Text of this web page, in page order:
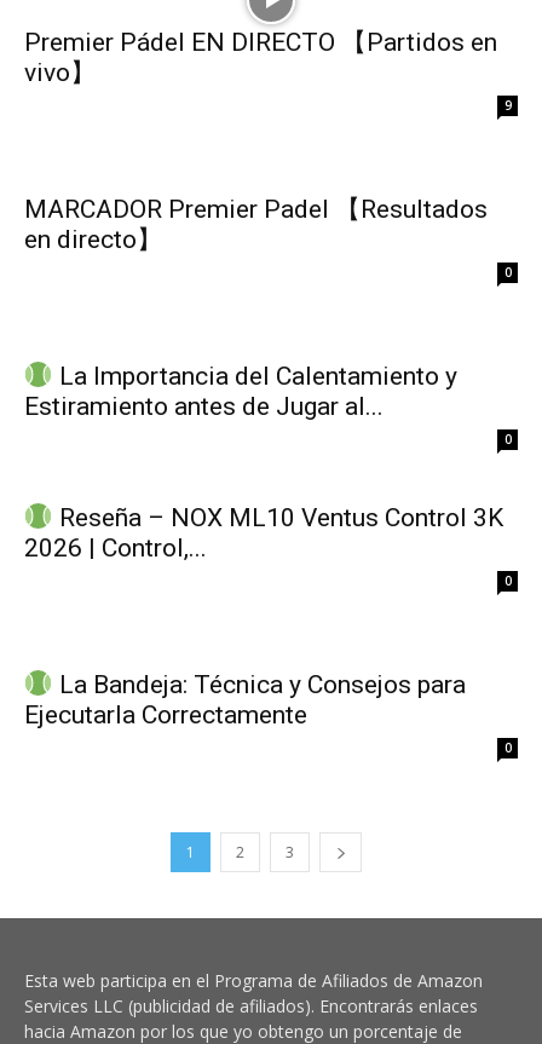
Premier Pádel EN DIRECTO 【Partidos en
vivo】
9
MARCADOR Premier Padel 【Resultados
en directo】
0
La Importancia del Calentamiento y
Estiramiento antes de Jugar al...
0
Reseña – NOX ML10 Ventus Control 3K
2026 | Control,...
0
La Bandeja: Técnica y Consejos para
Ejecutarla Correctamente
0
1 2 3
Esta web participa en el Programa de Afiliados de Amazon
Services LLC (publicidad de afiliados). Encontrarás enlaces
hacia Amazon por los que yo obtengo un porcentaje de